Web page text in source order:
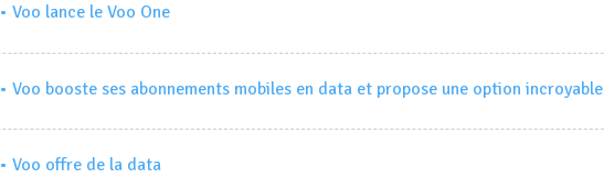
• Voo lance le Voo One
• Voo booste ses abonnements mobiles en data et propose une option incroyable
• Voo offre de la data